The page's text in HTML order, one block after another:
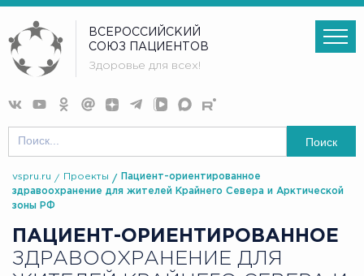
ВСЕРОССИЙСКИЙ
СОЮЗ ПАЦИЕНТОВ
Здоровье для всех!
Поиск
vspru.ru Проекты
Пациент-ориентированное
здравоохранение для жителей Крайнего Севера и Арктической
зоны РФ
ПАЦИЕНТ-ОРИЕНТИРОВАННОЕ
ЗДРАВООХРАНЕНИЕ ДЛЯ